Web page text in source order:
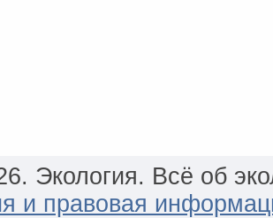
Экология. Всё об
и правовая